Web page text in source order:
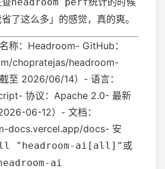
了这么多」的感觉，真的爽。
称：Headroom- GitHub：
chopratejas/headroom-
至 2026/06/14）- 语言：
协议：Apache 2.0- 最新
06-12）- 文档：
docs.vercel.app/docs- 安
"headroom-ai[all]" 或
ai